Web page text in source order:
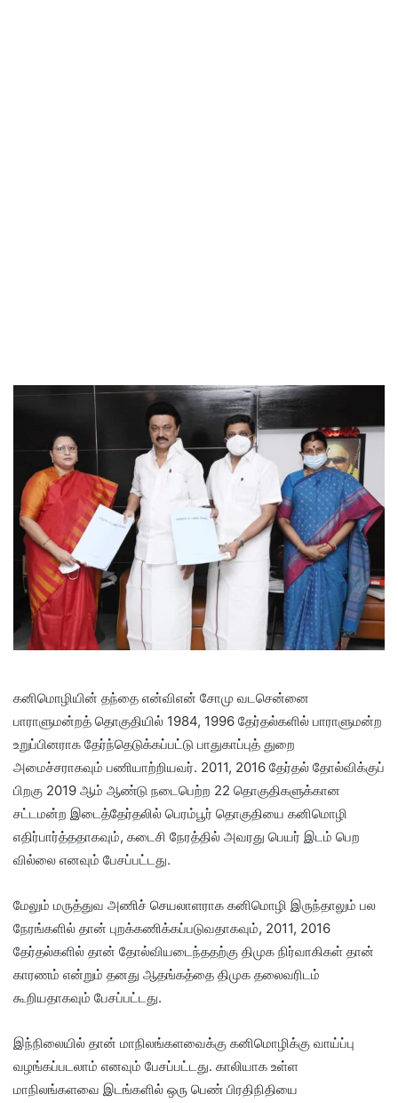
கனிமொழியின் தந்தை என்விஎன் சோமு வடசென்னை
பாராளுமன்றத் தொகுதியில் 1984, 1996 தேர்தல்களில் பாராளுமன்ற
உறுப்பினராக தேர்ந்தெடுக்கப்பட்டு பாதுகாப்புத் துறை
அமைச்சராகவும் பணியாற்றியவர். 2011, 2016 தேர்தல் தோல்விக்குப்
பிறகு 2019 ஆம் ஆண்டு நடைபெற்ற 22 தொகுதிகளுக்கான
சட்டமன்ற இடைத்தேர்தலில் பெரம்பூர் தொகுதியை கனிமொழி
எதிர்பார்த்ததாகவும், கடைசி நேரத்தில் அவரது பெயர் இடம் பெற
வில்லை எனவும் பேசப்பட்டது.
மேலும் மருத்துவ அணிச் செயலாளராக கனிமொழி இருந்தாலும் பல
நேரங்களில் தான் புறக்கணிக்கப்படுவதாகவும், 2011, 2016
தேர்தல்களில் தான் தோல்வியடைந்ததற்கு திமுக நிர்வாகிகள் தான்
காரணம் என்றும் தனது ஆதங்கத்தை திமுக தலைவரிடம்
கூறியதாகவும் பேசப்பட்டது.
இந்நிலையில் தான் மாநிலங்களவைக்கு கனிமொழிக்கு வாய்ப்பு
வழங்கப்படலாம் எனவும் பேசப்பட்டது. காலியாக உள்ள
மாநிலங்களவை இடங்களில் ஒரு பெண் பிரதிநிதியை